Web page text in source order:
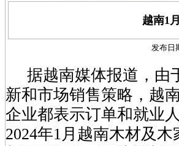
越南1
发布日
据越南媒体报道，由
新和市场销售策略，越
企业都表示订单和就业
2024年1月越南木材及